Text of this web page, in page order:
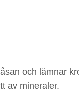
och lämnar
av mineraler.